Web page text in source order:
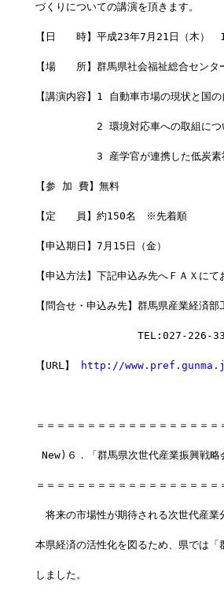
づくりについての講演を頂きます。
【日　　時】平成23年7月21日（木）
【場　　所】群馬県社会福祉総合セン
【講演内容】1 自動車市場の現状と国
2 環境対応車への取組について
3 産学官が連携した低炭素社会
【参 加 費】無料
【定　　員】約150名　※先着順
【申込期日】7月15日（金）
【申込方法】下記申込み先へＦＡＸに
【問合せ・申込み先】群馬県産業経済
TEL:027-226-3354　
【URL】 http://
＝＝＝＝＝＝＝＝＝＝＝＝＝＝＝＝＝
New)６．「群馬県次世代産業振興戦略
＝＝＝＝＝＝＝＝＝＝＝＝＝＝＝＝＝
将来の市場性が期待される次世代産業
本県経済の活性化を図るため、県では
しました。